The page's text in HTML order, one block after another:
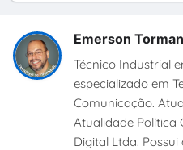
Emerson
Técnico Industrial
especializado em
Comunicação.
Atualidade Política
Digital Ltda.